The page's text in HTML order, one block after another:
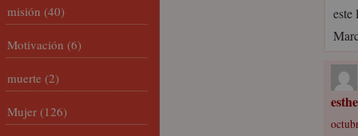
este
misión (40)
Motivación (6)
muerte (2)
Mujer (126)